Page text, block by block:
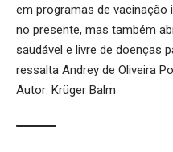
em programas de vacinação
no presente, mas também
saudável e livre de doenças
ressalta Andrey de Oliveira
Autor: Krüger Balm